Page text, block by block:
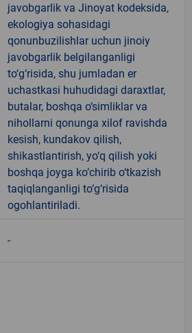
javobgarlik va Jinoyat kodeksida,
ekologiya sohasidagi
qonunbuzilishlar uchun jinoiy
javobgarlik belgilanganligi
to‘g‘risida, shu jumladan er
uchastkasi huhudidagi daraxtlar,
butalar, boshqa o‘simliklar va
nihollarni qonunga xilof ravishda
kesish, kundakov qilish,
shikastlantirish, yo‘q qilish yoki
boshqa joyga ko‘chirib o‘tkazish
taqiqlanganligi to‘g‘risida
ogohlantiriladi.
-